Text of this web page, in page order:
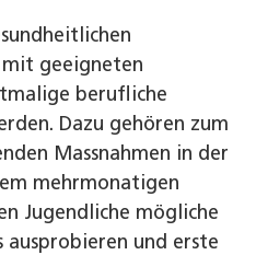
mit geeigneten
berufliche
Dazu gehören zum
Massnahmen in der
mehrmonatigen
Jugendliche mögliche
ausprobieren und erste